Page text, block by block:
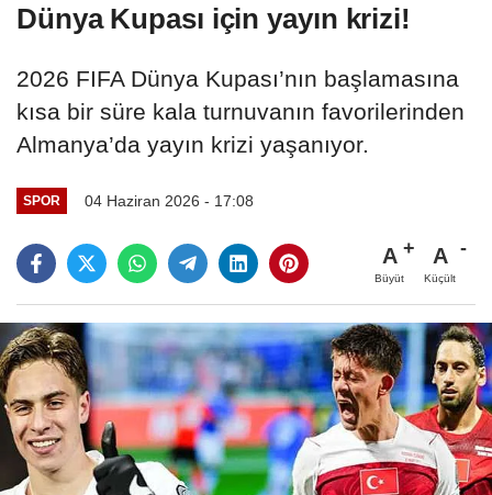
Dünya Kupası için yayın krizi!
2026 FIFA Dünya Kupası’nın başlamasına
kısa bir süre kala turnuvanın favorilerinden
Almanya’da yayın krizi yaşanıyor.
SPOR 04 Haziran 2026 - 17:08
A
Büyüt
A
Küçült